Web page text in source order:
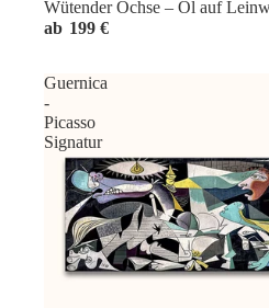
Wütender Ochse – Öl auf
ab 199 €
Guernica
-
Picasso
Signatur